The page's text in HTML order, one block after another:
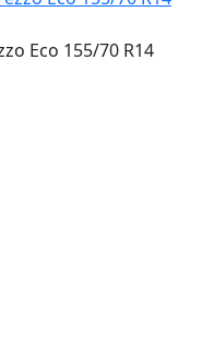
Eco 155/70 R14